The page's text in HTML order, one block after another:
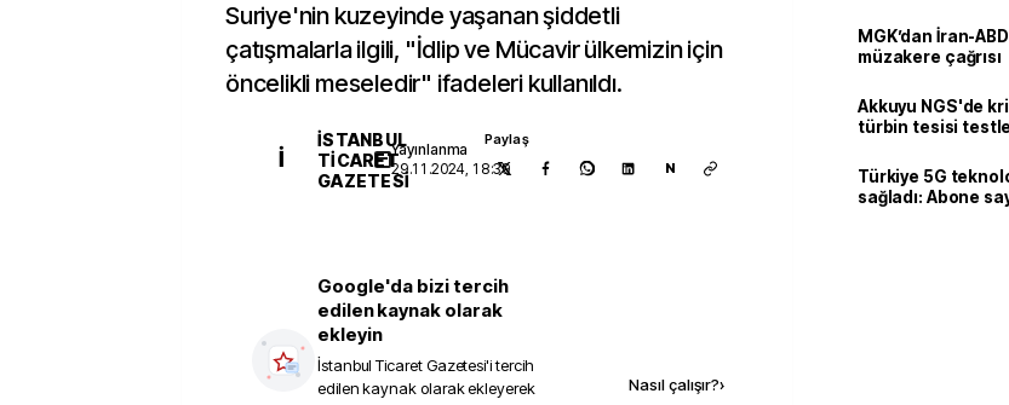
Suriye'nin kuzeyinde yaşanan şiddetli
çatışmalarla ilgili, "İdlip ve Mücavir ülkemizin için
öncelikli meseledir" ifadeleri kullanıldı.
İ
İSTANBUL
TICARET
GAZETESI
Yayınlanma
29.11.2024, 18:39
Paylaş
N
Google'da bizi tercih
edilen kaynak olarak
ekleyin
İstanbul Ticaret Gazetesi'i tercih
edilen kaynak olarak ekleyerek
Nasıl çalışır?›
MGK’dan İran-
müzakere çağrısı
Akkuyu NGS'de
türbin tesisi
Türkiye 5G
sağladı: Abone